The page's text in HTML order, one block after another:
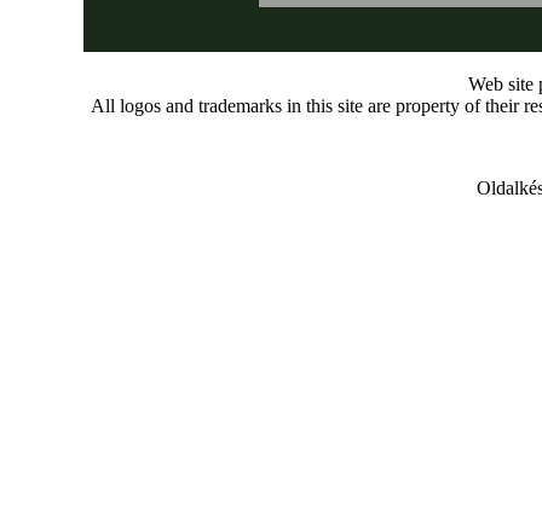
Web site
All logos and trademarks in this site are property of their